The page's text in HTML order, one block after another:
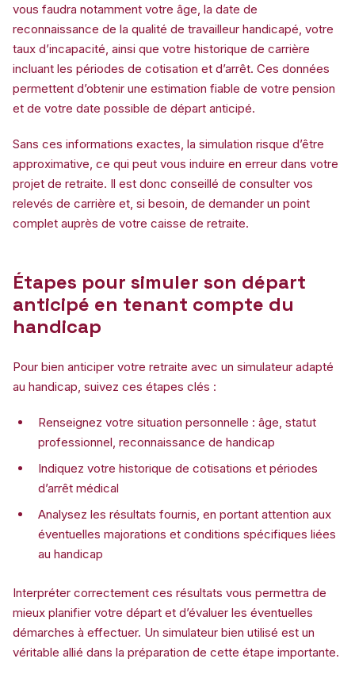
vous faudra notamment votre âge, la date de
reconnaissance de la qualité de travailleur handicapé, votre
taux d’incapacité, ainsi que votre historique de carrière
incluant les périodes de cotisation et d’arrêt. Ces données
permettent d’obtenir une estimation fiable de votre pension
et de votre date possible de départ anticipé.
Sans ces informations exactes, la simulation risque d’être
approximative, ce qui peut vous induire en erreur dans votre
projet de retraite. Il est donc conseillé de consulter vos
relevés de carrière et, si besoin, de demander un point
complet auprès de votre caisse de retraite.
Étapes pour simuler son départ
anticipé en tenant compte du
handicap
Pour bien anticiper votre retraite avec un simulateur adapté
au handicap, suivez ces étapes clés :
Renseignez votre situation personnelle : âge, statut
professionnel, reconnaissance de handicap
Indiquez votre historique de cotisations et périodes
d’arrêt médical
Analysez les résultats fournis, en portant attention aux
éventuelles majorations et conditions spécifiques liées
au handicap
Interpréter correctement ces résultats vous permettra de
mieux planifier votre départ et d’évaluer les éventuelles
démarches à effectuer. Un simulateur bien utilisé est un
véritable allié dans la préparation de cette étape importante.